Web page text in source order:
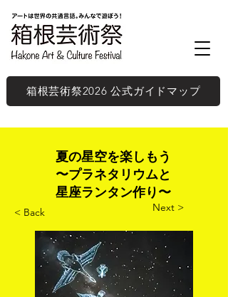
箱根芸術祭2026 公式ガイドマップ
夏の星空を楽しもう
〜プラネタリウムと
星座ランタン作り〜
< Back Next >